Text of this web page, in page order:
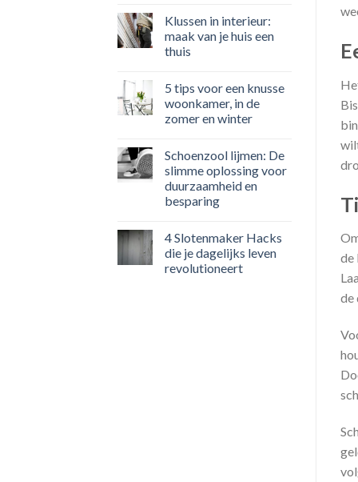
Klussen in interieur:
maak van je huis een
thuis
5 tips voor een knusse
woonkamer, in de
zomer en winter
Schoenzool lijmen: De
slimme oplossing voor
duurzaamheid en
besparing
4 Slotenmaker Hacks
die je dagelijks leven
revolutioneert
de
de